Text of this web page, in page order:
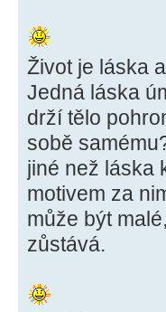
Život je láska
Jedná láska
drží tělo
sobě
jiné než láska
motivem za
může být
zůstává.